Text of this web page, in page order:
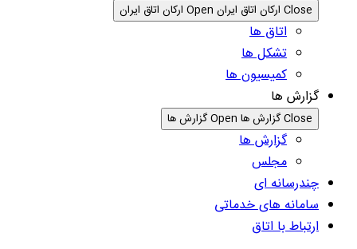
Close ارکان اتاق ایران Open ارکان اتاق ایران
اتاق ها
تشکل ها
کمیسیون ها
گزارش ها
Close گزارش ها Open گزارش ها
گزارش ها
مجلس
چندرسانه ای
سامانه های خدماتی
ارتباط با اتاق